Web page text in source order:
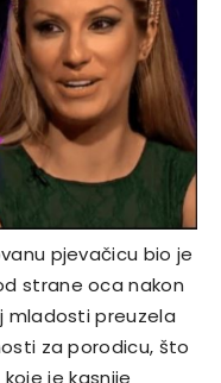
pjevačicu bio je
strane oca nakon
mladosti preuzela
za porodicu, što
je kasnije